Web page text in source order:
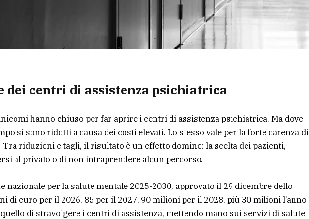
dei centri di assistenza psichiatrica
hanno chiuso per far aprire i centri di assistenza psichiatrica. Ma dove
si sono ridotti a causa dei costi elevati. Lo stesso vale per la forte carenza di
Tra riduzioni e tagli, il risultato è un effetto domino: la scelta dei pazienti,
al privato o di non intraprendere alcun percorso.
nazionale per la salute mentale 2025-2030, approvato il 29 dicembre dello
di euro per il 2026, 85 per il 2027, 90 milioni per il 2028, più 30 milioni l’anno
quello di stravolgere i centri di assistenza, mettendo mano sui servizi di salute